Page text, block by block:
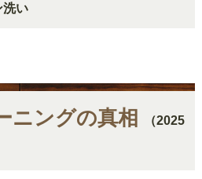
洗い
ニングの真相 （2025